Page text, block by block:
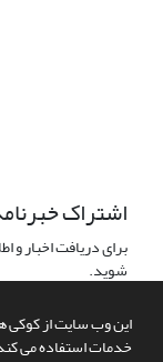
این وب سایت از کوکی
خدمات استفاده می
اشتراک
برای دریافت اخبار
شوید.